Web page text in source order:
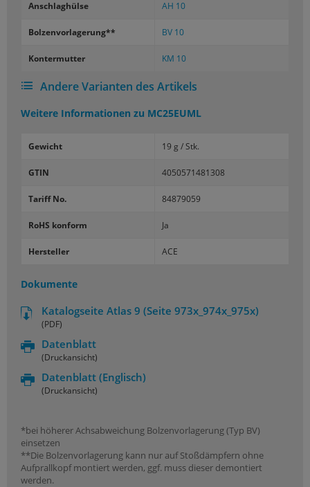
An­schlag­hül­se AH 10
Bol­zen­vor­la­ge­rung** BV 10
Kon­ter­mut­ter KM 10
Andere Varianten des Artikels
Weitere Informationen zu MC25EUML
Gewicht 19 g / Stk.
GTIN 4050571481308
Tariff No. 84879059
RoHS konform Ja
Hersteller ACE
Dokumente
Katalogseite Atlas 9 (Seite 973x_974x_975x)
(PDF)
Datenblatt
(Druckansicht)
Datenblatt (Englisch)
(Druckansicht)
*bei höherer Achsabweichung Bolzenvorlagerung (Typ BV)
einsetzen
**Die Bolzenvorlagerung kann nur auf Stoßdämpfern ohne
Aufprallkopf montiert werden, ggf. muss dieser demontiert
werden.